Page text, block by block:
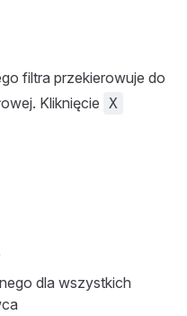
filtra przekierowuje do
Kliknięcie X
dla wszystkich